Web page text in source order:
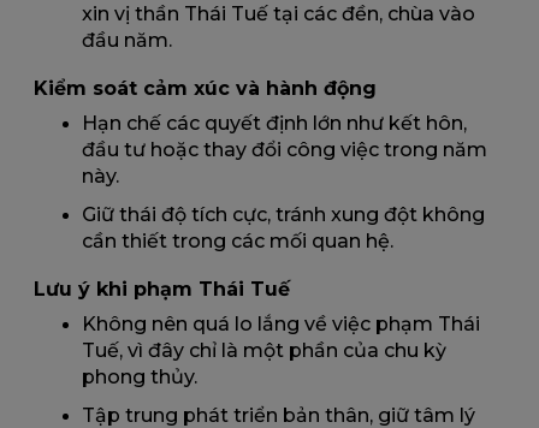
xin vị thần Thái Tuế tại các đền, chùa vào
đầu năm.
Kiểm soát cảm xúc và hành động
Hạn chế các quyết định lớn như kết hôn,
đầu tư hoặc thay đổi công việc trong năm
này.
Giữ thái độ tích cực, tránh xung đột không
cần thiết trong các mối quan hệ.
Lưu ý khi phạm Thái Tuế
Không nên quá lo lắng về việc phạm Thái
Tuế, vì đây chỉ là một phần của chu kỳ
phong thủy.
Tập trung phát triển bản thân, giữ tâm lý